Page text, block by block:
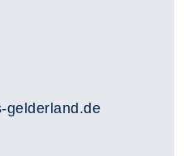
gelderland.de